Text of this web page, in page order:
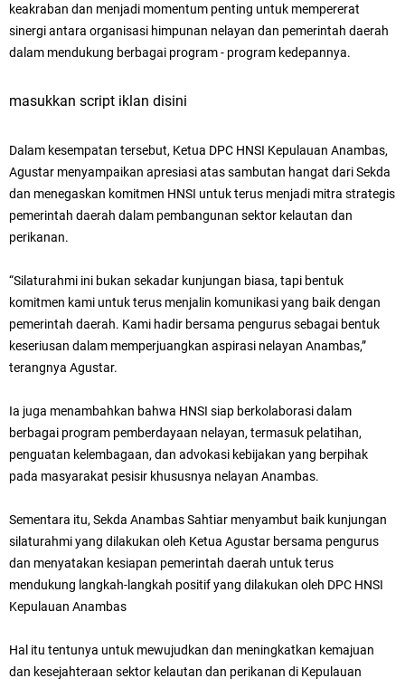
keakraban dan menjadi momentum penting untuk mempererat
sinergi antara organisasi himpunan nelayan dan pemerintah daerah
dalam mendukung berbagai program - program kedepannya.
masukkan script iklan disini
Dalam kesempatan tersebut, Ketua DPC HNSI Kepulauan Anambas,
Agustar menyampaikan apresiasi atas sambutan hangat dari Sekda
dan menegaskan komitmen HNSI untuk terus menjadi mitra strategis
pemerintah daerah dalam pembangunan sektor kelautan dan
perikanan.
“Silaturahmi ini bukan sekadar kunjungan biasa, tapi bentuk
komitmen kami untuk terus menjalin komunikasi yang baik dengan
pemerintah daerah. Kami hadir bersama pengurus sebagai bentuk
keseriusan dalam memperjuangkan aspirasi nelayan Anambas,”
terangnya Agustar.
Ia juga menambahkan bahwa HNSI siap berkolaborasi dalam
berbagai program pemberdayaan nelayan, termasuk pelatihan,
penguatan kelembagaan, dan advokasi kebijakan yang berpihak
pada masyarakat pesisir khususnya nelayan Anambas.
Sementara itu, Sekda Anambas Sahtiar menyambut baik kunjungan
silaturahmi yang dilakukan oleh Ketua Agustar bersama pengurus
dan menyatakan kesiapan pemerintah daerah untuk terus
mendukung langkah-langkah positif yang dilakukan oleh DPC HNSI
Kepulauan Anambas
Hal itu tentunya untuk mewujudkan dan meningkatkan kemajuan
dan kesejahteraan sektor kelautan dan perikanan di Kepulauan